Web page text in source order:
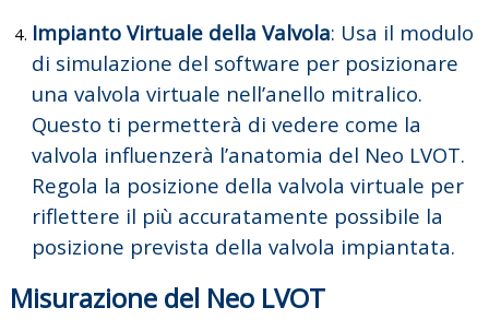
Impianto Virtuale della Valvola: Usa il modulo
di simulazione del software per posizionare
una valvola virtuale nell’anello mitralico.
Questo ti permetterà di vedere come la
valvola influenzerà l’anatomia del Neo LVOT.
Regola la posizione della valvola virtuale per
riflettere il più accuratamente possibile la
posizione prevista della valvola impiantata.
Misurazione del Neo LVOT